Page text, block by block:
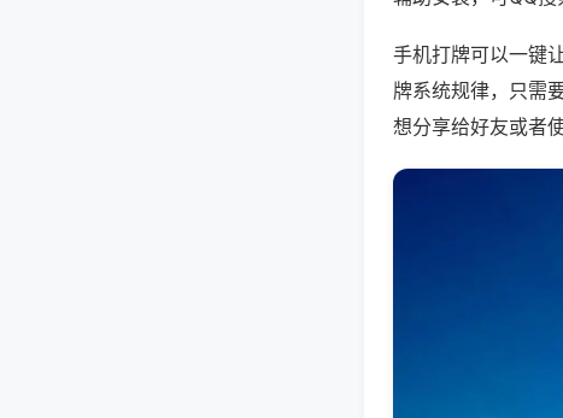
手机打牌可以一键
牌系统规律，只需
想分享给好友或者